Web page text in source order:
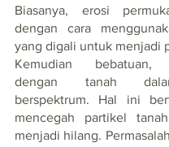
Biasanya, erosi
dengan cara
yang digali untuk menjadi
Kemudian bebatuan,
dengan tanah
berspektrum. Hal ini
mencegah partikel
menjadi hilang.